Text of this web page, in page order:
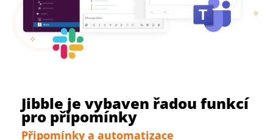
Jibble je vybaven řadou funkcí
pro připomínky
Připomínky a automatizace